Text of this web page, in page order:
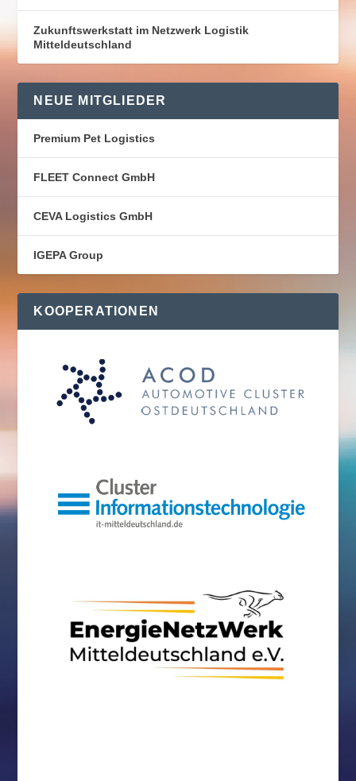
Zukunftswerkstatt im Netzwerk Logistik
Mitteldeutschland
NEUE MITGLIEDER
Premium Pet Logistics
FLEET Connect GmbH
CEVA Logistics GmbH
IGEPA Group
KOOPERATIONEN